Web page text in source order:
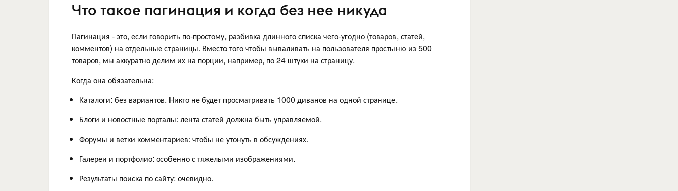
Что такое пагинация и когда без нее никуда
Пагинация - это, если говорить по-простому, разбивка длинного списка чего-угодно (товаров, статей,
комментов) на отдельные страницы. Вместо того чтобы вываливать на пользователя простыню из 500
товаров, мы аккуратно делим их на порции, например, по 24 штуки на страницу.
Когда она обязательна:
Каталоги: без вариантов. Никто не будет просматривать 1000 диванов на одной странице.
Блоги и новостные порталы: лента статей должна быть управляемой.
Форумы и ветки комментариев: чтобы не утонуть в обсуждениях.
Галереи и портфолио: особенно с тяжелыми изображениями.
Результаты поиска по сайту: очевидно.